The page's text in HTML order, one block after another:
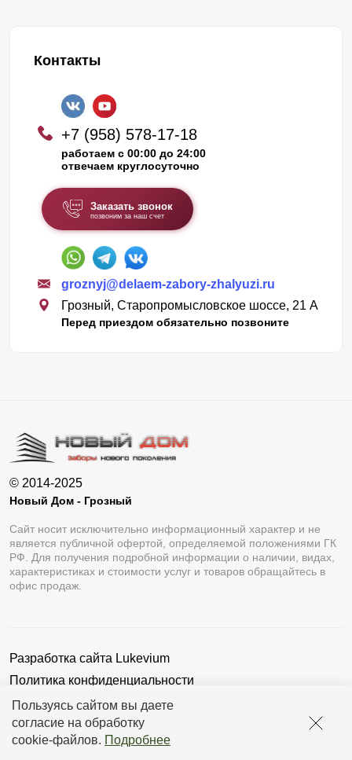
Пользуясь сайтом вы даете
согласие на обработку
cookie-файлов. Подробнее
Контакты
+7 (958) 578-17-18
работаем с 00:00 до 24:00
отвечаем круглосуточно
Заказать звонок
позвоним за наш счет
groznyj@delaem-zabory-zhalyuzi.ru
Грозный, Старопромысловское шоссе, 21 А
Перед приездом обязательно позвоните
© 2014-2025
Новый Дом - Грозный
Сайт носит исключительно информационный характер и не
является публичной офертой, определяемой положениями ГК
РФ. Для получения подробной информации о наличии, видах,
характеристиках и стоимости услуг и товаров обращайтесь в
офис продаж.
Разработка сайта Lukevium
Политика конфиденциальности
Пользовательское соглашение